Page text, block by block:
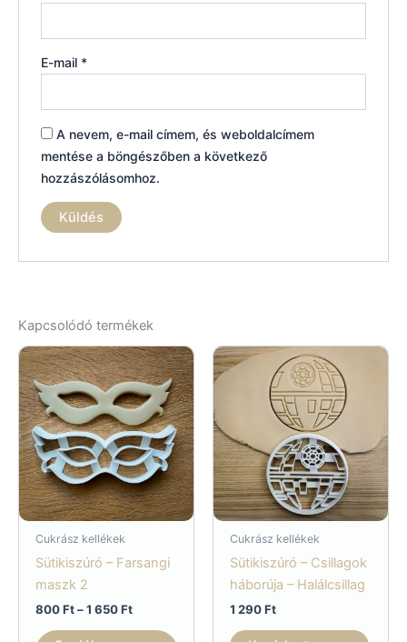
E-mail *
A nevem, e-mail címem, és weboldalcímem
mentése a böngészőben a következő
hozzászólásomhoz.
Kapcsolódó termékek
Cukrász kellékek
Sütikiszúró – Farsangi
maszk 2
800Ft – 1 650FtÁrtartomány:
Cukrász kellékek
Sütikiszúró – Csillagok
háborúja – Halálcsillag
1 290Ft